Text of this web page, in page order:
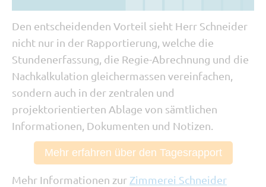
Den entscheidenden Vorteil sieht Herr Schneider
nicht nur in der Rapportierung, welche die
Stundenerfassung, die Regie-Abrechnung und die
Nachkalkulation gleichermassen vereinfachen,
sondern auch in der zentralen und
projektorientierten Ablage von sämtlichen
Informationen, Dokumenten und Notizen.
Mehr erfahren über den Tagesrapport
Mehr Informationen zur Zimmerei Schneider